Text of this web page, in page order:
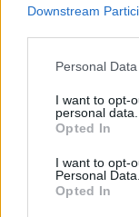
Downstream
Please note that
not limited to your
grant or deny
use your data for
consent section.
Personal
I want to opt-
personal data.
Opted In
I want to opt-
Personal Data.
Opted In
egy
Nintendo-cím,
hanem tudatos
hanem figyelmes.
A gond ott
messzire
meglehetősen